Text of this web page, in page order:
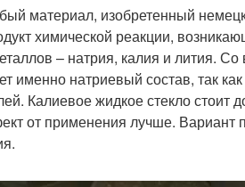
материал, изобретенный
химической реакции,
– натрия, калия и лития.
именно натриевый состав, так
Калиевое жидкое стекло стоит
от применения лучше. Вариант